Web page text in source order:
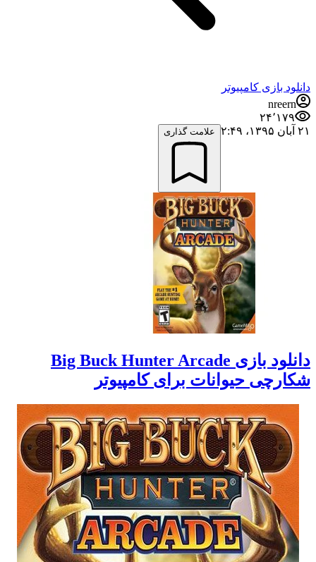
دانلود بازی کامپیوتر
nreern
۲۴٬۱۷۹
۲۱ آبان ۱۳۹۵،‏ ۲:۴۹
علامت گذاری
دانلود بازی Big Buck Hunter Arcade
شکارچی حیوانات برای کامپیوتر